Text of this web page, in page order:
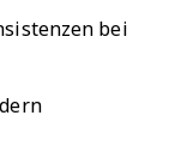
bei